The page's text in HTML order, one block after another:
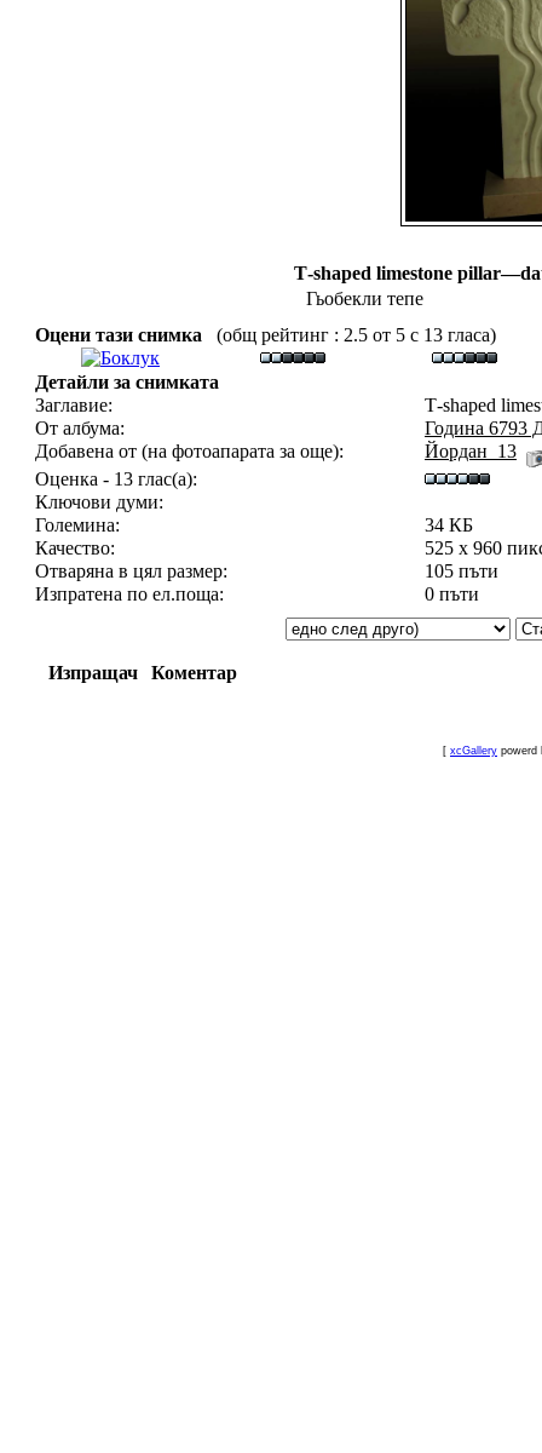
Т-shaped limestone
Гьобекли тепе
Оцени тази снимка
(общ рейтинг : 2.5 от 5 с 13 гласа)
Детайли за снимката
Заглавие:
Т-shaped
От албума:
Година 6793
Добавена от (на фотоапарата за още):
Йордан_13
Оценка - 13 глас(а):
Ключови думи:
Големина:
34 КБ
Качество:
525 x 960
Отваряна в цял размер:
105 пъти
Изпратена по ел.поща:
0 пъти
Изпращач Коментар
[ xcGallery